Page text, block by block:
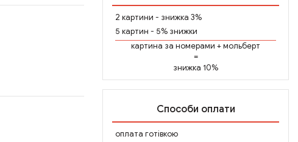
2 картини - знижка 3%
5 картин - 5% знижки
картина за номерами +мольберт
=
знижка 10%
Способи оплати
оплата готівкою